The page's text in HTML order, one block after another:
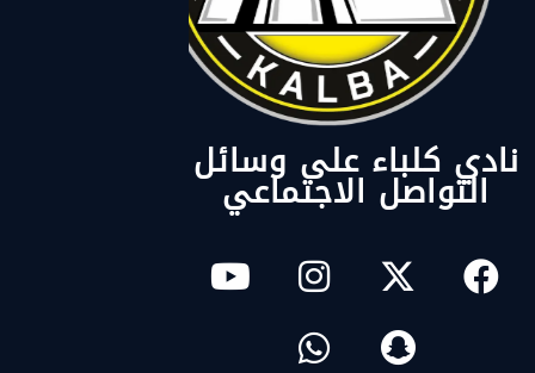
نادي كلباء على وسائل
التواصل الاجتماعي